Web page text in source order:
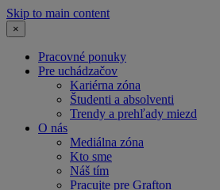
Skip to main content
×
Pracovné ponuky
Pre uchádzačov
Kariérna zóna
Študenti a absolventi
Trendy a prehľady miezd
O nás
Mediálna zóna
Kto sme
Náš tím
Pracujte pre Grafton